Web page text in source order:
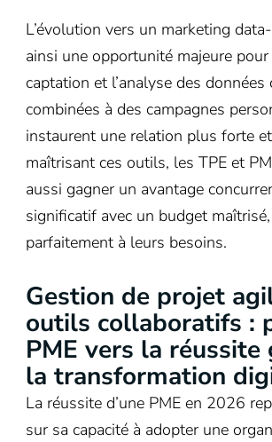
L’évolution vers un marketing
ainsi une opportunité majeure pour
captation et l’analyse des données
combinées à des campagnes
instaurent une relation plus forte
maîtrisant ces outils, les TPE et
aussi gagner un avantage
significatif avec un budget
parfaitement à leurs besoins.
Gestion de projet
outils collaboratifs :
PME vers la réussite
la transformation
La réussite d’une PME en 2026
sur sa capacité à adopter une